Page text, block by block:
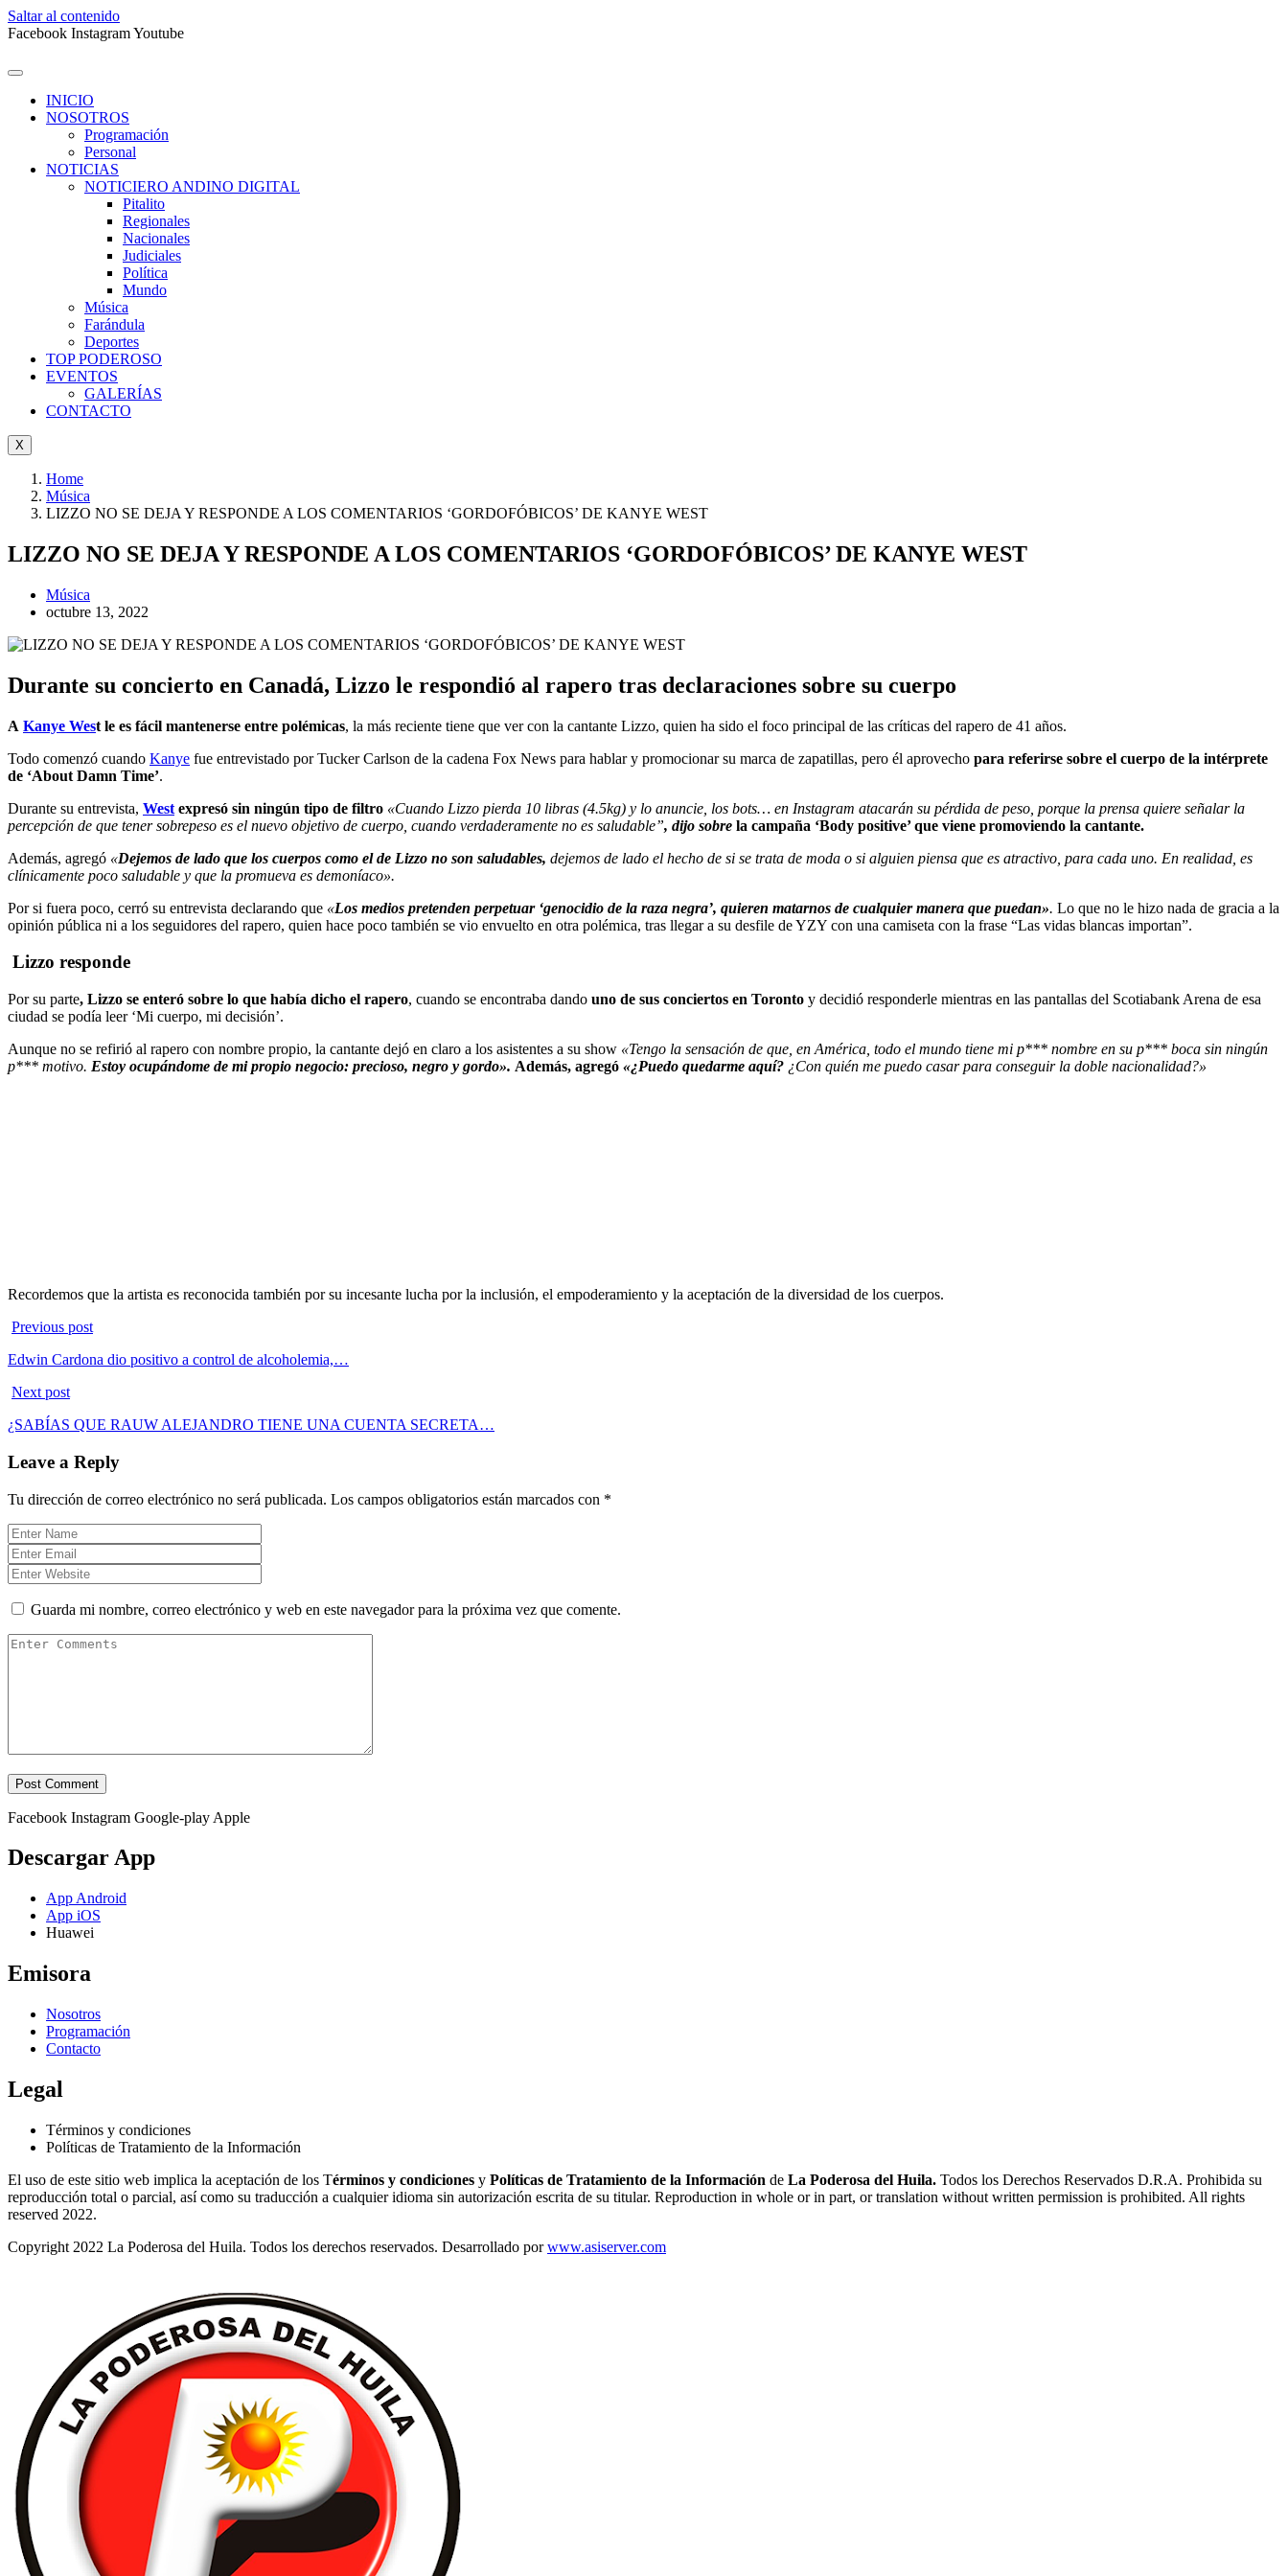
Saltar al contenido
Facebook InstagramYoutube
INICIO
NOSOTROS
Programación
Personal
NOTICIAS
NOTICIERO ANDINO DIGITAL
Pitalito
Regionales
Nacionales
Judiciales
Política
Mundo
Música
Farándula
Deportes
TOP PODEROSO
EVENTOS
GALERÍAS
CONTACTO
X
Home
Música
LIZZO NO SE DEJA Y RESPONDE A LOS COMENTARIOS ‘GORDOFÓBICOS’ DE KANYE WEST
LIZZO NO SE DEJA Y RESPONDE A LOS COMENTARIOS ‘GORDOFÓBICOS’ DE KANYE WEST
Música
octubre 13, 2022
Durante su concierto en Canadá, Lizzo le respondió al rapero tras declaraciones sobre su cuerpo
A Kanye West le es fácil mantenerse entre polémicas, la más reciente tiene que ver con la cantante Lizzo, quien ha sido el foco principal de las críticas del rapero de 41 años.
Todo comenzó cuando Kanye fue entrevistado por Tucker Carlson de la cadena Fox News para hablar y promocionar su marca de zapatillas, pero él aprovecho para referirse sobre el cuerpo de la intérprete
de ‘About Damn Time’.
Durante su entrevista, West expresó sin ningún tipo de filtro «Cuando Lizzo pierda 10 libras (4.5kg) y lo anuncie, los bots… en Instagram atacarán su pérdida de peso, porque la prensa quiere señalar la
percepción de que tener sobrepeso es el nuevo objetivo de cuerpo, cuando verdaderamente no es saludable”, dijo sobre la campaña ‘Body positive’ que viene promoviendo la cantante.
Además, agregó «Dejemos de lado que los cuerpos como el de Lizzo no son saludables, dejemos de lado el hecho de si se trata de moda o si alguien piensa que es atractivo, para cada uno. En realidad, es
clínicamente poco saludable y que la promueva es demoníaco».
Por si fuera poco, cerró su entrevista declarando que «Los medios pretenden perpetuar ‘genocidio de la raza negra’, quieren matarnos de cualquier manera que puedan». Lo que no le hizo nada de gracia a la
opinión pública ni a los seguidores del rapero, quien hace poco también se vio envuelto en otra polémica, tras llegar a su desfile de YZY con una camiseta con la frase “Las vidas blancas importan”.
Lizzo responde
Por su parte, Lizzo se enteró sobre lo que había dicho el rapero, cuando se encontraba dando uno de sus conciertos en Toronto y decidió responderle mientras en las pantallas del Scotiabank Arena de esa
ciudad se podía leer ‘Mi cuerpo, mi decisión’.
Aunque no se refirió al rapero con nombre propio, la cantante dejó en claro a los asistentes a su show «Tengo la sensación de que, en América, todo el mundo tiene mi p*** nombre en su p*** boca sin ningún
p*** motivo. Estoy ocupándome de mi propio negocio: precioso, negro y gordo». Además, agregó «¿Puedo quedarme aquí? ¿Con quién me puedo casar para conseguir la doble nacionalidad?»
Recordemos que la artista es reconocida también por su incesante lucha por la inclusión, el empoderamiento y la aceptación de la diversidad de los cuerpos.
Previous post
Edwin Cardona dio positivo a control de alcoholemia,…
Next post
¿SABÍAS QUE RAUW ALEJANDRO TIENE UNA CUENTA SECRETA…
Leave a Reply
Tu dirección de correo electrónico no será publicada. Los campos obligatorios están marcados con *
Guarda mi nombre, correo electrónico y web en este navegador para la próxima vez que comente.
Facebook Instagram Google-play Apple
Descargar App
App Android
App iOS
Huawei
Emisora
Nosotros
Programación
Contacto
Legal
Términos y condiciones
Políticas de Tratamiento de la Información
El uso de este sitio web implica la aceptación de los Términos y condiciones y Políticas de Tratamiento de la Información de La Poderosa del Huila. Todos los Derechos Reservados D.R.A. Prohibida su
reproducción total o parcial, así como su traducción a cualquier idioma sin autorización escrita de su titular. Reproduction in whole or in part, or translation without written permission is prohibited. All rights
reserved 2022.
Copyright 2022 La Poderosa del Huila. Todos los derechos reservados. Desarrollado porwww.asiserver.com